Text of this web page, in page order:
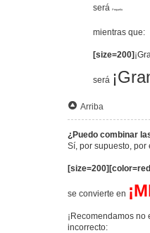
será Pequeño
mientras que:
[size=200]
será
Arriba
¿Puedo combinar
Sí, por supuesto,
se convierte en
¡Recomendamos
incorrecto: